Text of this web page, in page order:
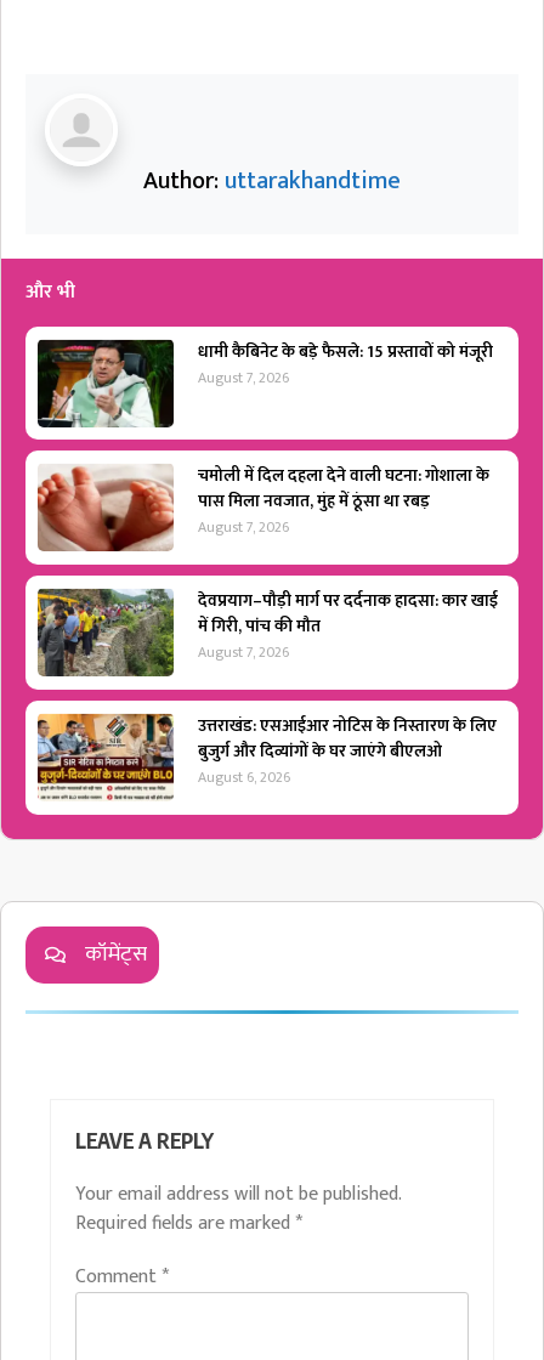
Author:uttarakhandtime
और भी
धामी कैबिनेट के बड़े फैसले: 15 प्रस्तावों को मंजूरी
August 7, 2026
चमोली में दिल दहला देने वाली घटना: गोशाला के
पास मिला नवजात, मुंह में ठूंसा था रबड़
August 7, 2026
देवप्रयाग–पौड़ी मार्ग पर दर्दनाक हादसा: कार खाई
में गिरी, पांच की मौत
August 7, 2026
उत्तराखंड: एसआईआर नोटिस के निस्तारण के लिए
बुजुर्ग और दिव्यांगों के घर जाएंगे बीएलओ
August 6, 2026
कॉमेंट्स
LEAVE A REPLY
Your email address will not be published.
Required fields are marked *
Comment*